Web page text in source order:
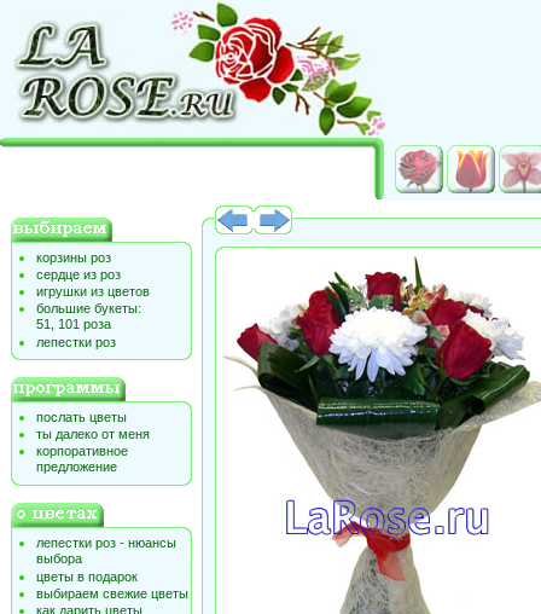
корзины роз
сердце из роз
игрушки из цветов
большие букеты:
51, 101 роза
лепестки роз
послать цветы
ты далеко от меня
корпоративное
предложение
лепестки роз - нюансы
выбора
цветы в подарок
выбираем свежие цветы
как дарить цветы